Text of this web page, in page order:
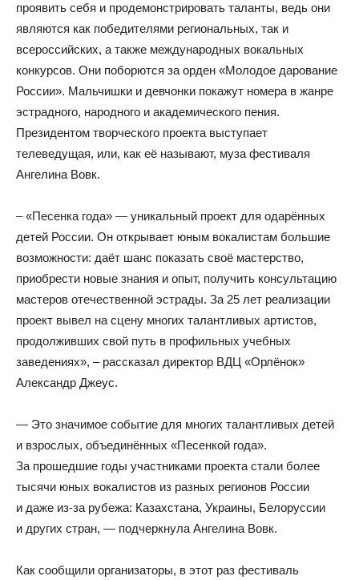
проявить себя и продемонстрировать таланты, ведь они
являются как победителями региональных, так и
всероссийских, а также международных вокальных
конкурсов. Они поборются за орден «Молодое дарование
России». Мальчишки и девчонки покажут номера в жанре
эстрадного, народного и академического пения.
Президентом творческого проекта выступает
телеведущая, или, как её называют, муза фестиваля
Ангелина Вовк.
– «Песенка года» — уникальный проект для одарённых
детей России. Он открывает юным вокалистам большие
возможности: даёт шанс показать своё мастерство,
приобрести новые знания и опыт, получить консультацию
мастеров отечественной эстрады. За 25 лет реализации
проект вывел на сцену многих талантливых артистов,
продолживших свой путь в профильных учебных
заведениях», – рассказал директор ВДЦ «Орлёнок»
Александр Джеус.
— Это значимое событие для многих талантливых детей
и взрослых, объединённых «Песенкой года».
За прошедшие годы участниками проекта стали более
тысячи юных вокалистов из разных регионов России
и даже из-за рубежа: Казахстана, Украины, Белоруссии
и других стран, — подчеркнула Ангелина Вовк.
Как сообщили организаторы, в этот раз фестиваль